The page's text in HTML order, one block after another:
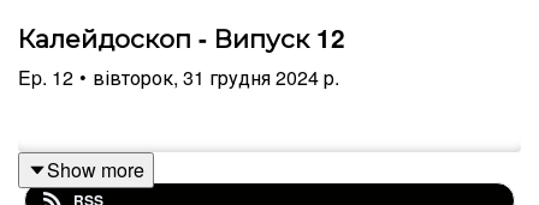
Калейдоскоп - Випуск 12
Ep. 12 • вівторок, 31 грудня 2024 р.
Show more
RSS